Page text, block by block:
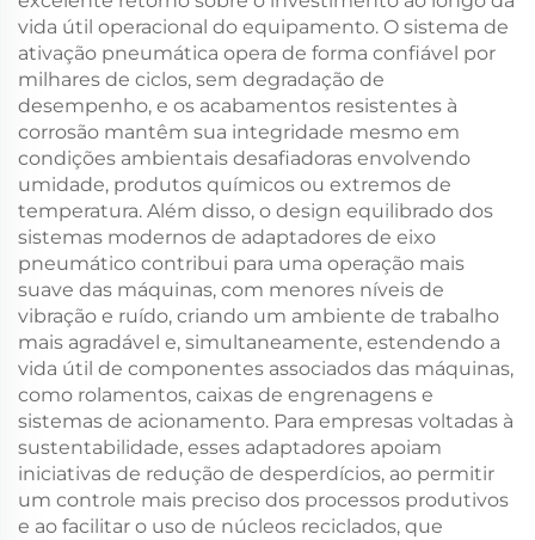
vida útil operacional do equipamento. O sistema de
ativação pneumática opera de forma confiável por
milhares de ciclos, sem degradação de
desempenho, e os acabamentos resistentes à
corrosão mantêm sua integridade mesmo em
condições ambientais desafiadoras envolvendo
umidade, produtos químicos ou extremos de
temperatura. Além disso, o design equilibrado dos
sistemas modernos de adaptadores de eixo
pneumático contribui para uma operação mais
suave das máquinas, com menores níveis de
vibração e ruído, criando um ambiente de trabalho
mais agradável e, simultaneamente, estendendo a
vida útil de componentes associados das máquinas,
como rolamentos, caixas de engrenagens e
sistemas de acionamento. Para empresas voltadas à
sustentabilidade, esses adaptadores apoiam
iniciativas de redução de desperdícios, ao permitir
um controle mais preciso dos processos produtivos
e ao facilitar o uso de núcleos reciclados, que